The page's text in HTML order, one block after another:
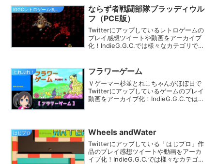
ならず者戦闘部隊ブラッディウル
フ（PCE版）
Twitterにアップしているレトロゲームの
プレイ感想ツイートや動画をアーカイブ
化！IndieG.G.C.では様々なカテゴリでプ
が見つかるはず★
とれぷれ！ フラワーゲーム
Ｖゲーマー杉並とれこちゃんがほぼ日で
Twitterにアップしているゲームのプレイ
動画をアーカイブ化！IndieG.G.C.では
はじプロ Wheels andWater
Twitterにアップしている「はじプロ」作
品のプレイ感想ツイートや動画をアーカ
イブ化！IndieG.G.C.では様々なカテゴリ